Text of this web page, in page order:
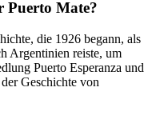
Puerto Mate?
die 1926 begann, als
Argentinien reiste, um
Puerto Esperanza und
Geschichte von